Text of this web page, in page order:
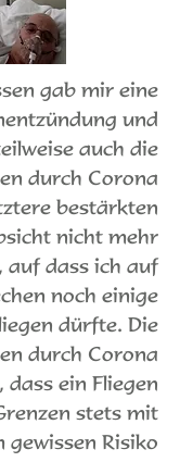
gab mir eine
und
auch die
durch Corona
bestärkten
nicht mehr
auf dass ich auf
noch einige
dürfte. Die
durch Corona
dass ein Fliegen
stets mit
gewissen Risiko